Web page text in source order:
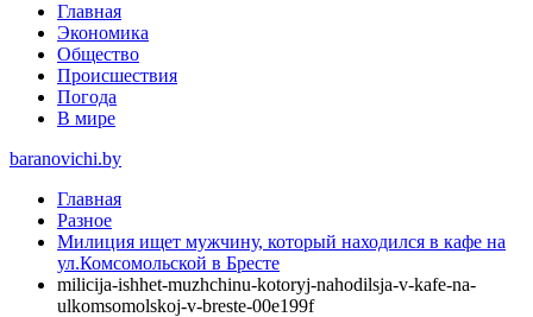
Главная
Экономика
Общество
Происшествия
Погода
В мире
baranovichi.by
Главная
Разное
Милиция ищет мужчину, который находился в кафе на
ул.Комсомольской в Бресте
milicija-ishhet-muzhchinu-kotoryj-nahodilsja-v-kafe-na-
ulkomsomolskoj-v-breste-00e199f